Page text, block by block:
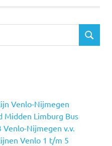
Z
Venlo-Nijmegen
Midden Limburg Bus
Nijmegen v.v.
Venlo 1 t/m 5